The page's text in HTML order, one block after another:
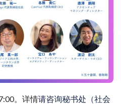
。详情请咨询秘书处（社会